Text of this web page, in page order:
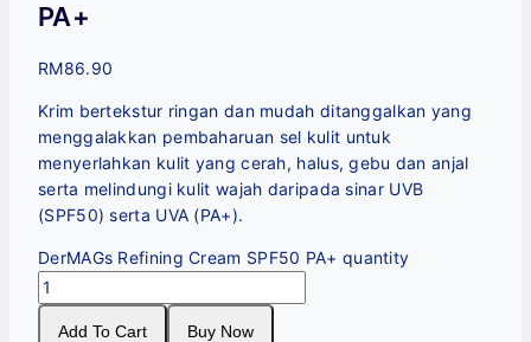
PA+
RM86.90
Krim bertekstur ringan dan mudah ditanggalkan yang
menggalakkan pembaharuan sel kulit untuk
menyerlahkan kulit yang cerah, halus, gebu dan anjal
serta melindungi kulit wajah daripada sinar UVB
(SPF50) serta UVA (PA+).
DerMAGs Refining Cream SPF50 PA+ quantity
Add To Cart Buy Now